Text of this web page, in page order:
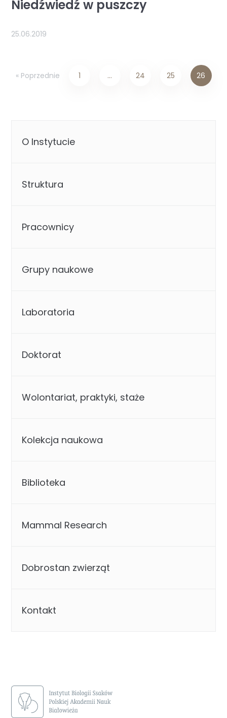
Niedźwiedź w puszczy
25.06.2019
« Poprzednie 1 … 24 25 26
O Instytucie
Struktura
Pracownicy
Grupy naukowe
Laboratoria
Doktorat
Wolontariat, praktyki, staże
Kolekcja naukowa
Biblioteka
Mammal Research
Dobrostan zwierząt
Kontakt